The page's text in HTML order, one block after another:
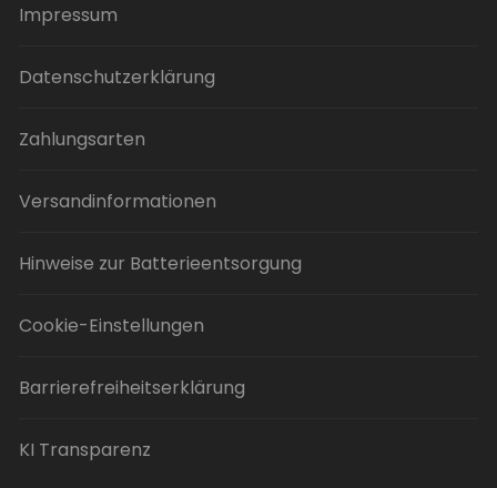
Impressum
Datenschutzerklärung
Zahlungsarten
Versandinformationen
Hinweise zur Batterieentsorgung
Cookie-Einstellungen
Barrierefreiheitserklärung
KI Transparenz